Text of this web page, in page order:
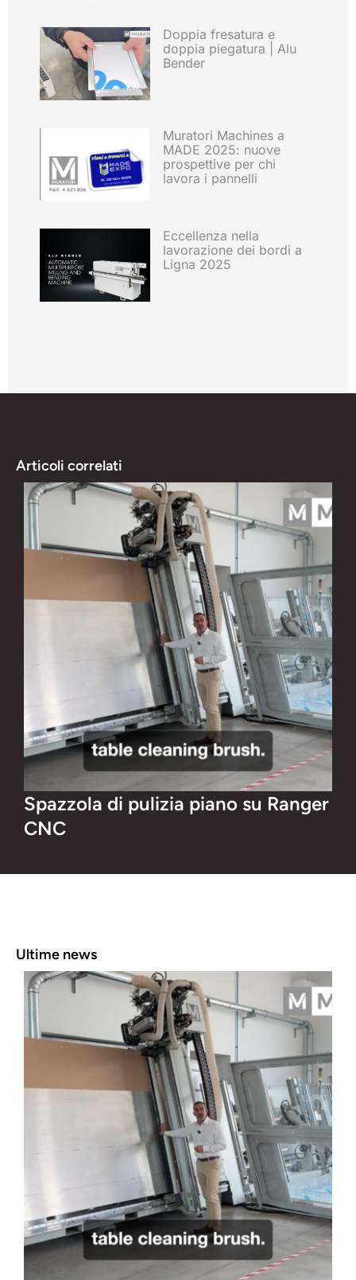
Doppia fresatura e
doppia piegatura | Alu
Bender
Muratori Machines a
MADE 2025: nuove
prospettive per chi
lavora i pannelli
Eccellenza nella
lavorazione dei bordi a
Ligna 2025
Articoli correlati
Spazzola di pulizia piano su Ranger
CNC
Ultime news